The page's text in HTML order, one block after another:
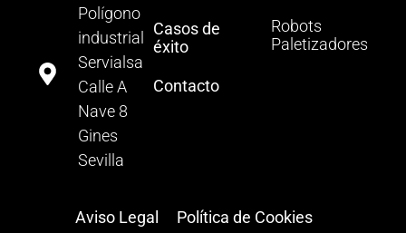
Polígono
industrial
Servialsa
Calle A
Nave 8
Gines
Sevilla
Casos de
éxito
Contacto
Robots
Paletizadores
Aviso Legal
Política de Cookies